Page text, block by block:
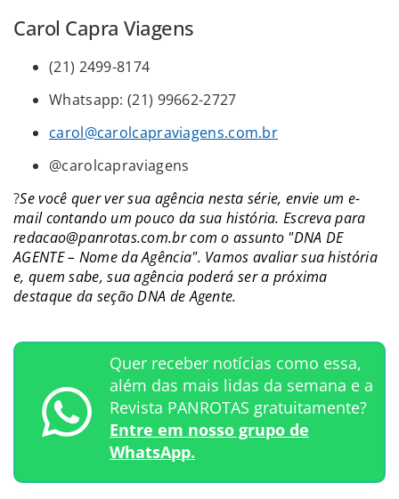
Carol Capra Viagens
(21) 2499-8174
Whatsapp: (21) 99662-2727
carol@carolcapraviagens.com.br
@carolcapraviagens
?Se você quer ver sua agência nesta série, envie um e-
mail contando um pouco da sua história. Escreva para
redacao@panrotas.com.br com o assunto "DNA DE
AGENTE – Nome da Agência". Vamos avaliar sua história
e, quem sabe, sua agência poderá ser a próxima
destaque da seção DNA de Agente.
Quer receber notícias como essa,
além das mais lidas da semana e a
Revista PANROTAS gratuitamente?
Entre em nosso grupo de
WhatsApp.